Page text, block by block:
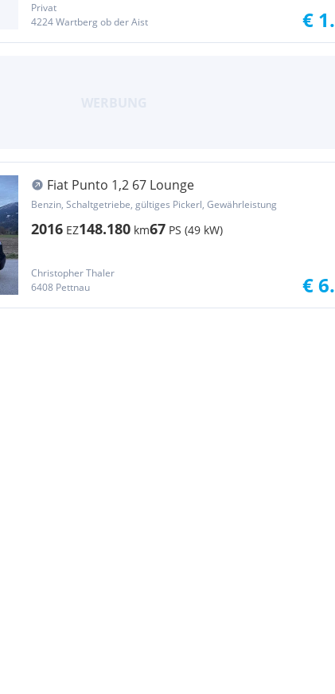
Privat
4224 Wartberg ob der Aist
€
Fiat Punto 1,2 67 Lounge
Benzin, Schaltgetriebe, gültiges Pickerl, Gewährleistung
2016 EZ148.180 km67 PS (49 kW)
Christopher Thaler
6408 Pettnau
€